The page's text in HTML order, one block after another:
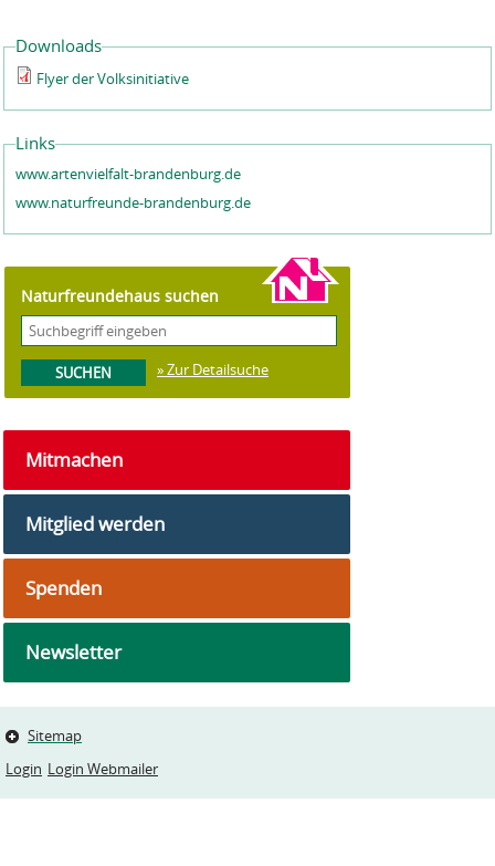
Downloads
Flyer der Volksinitiative
Links
www.artenvielfalt-brandenburg.de
www.naturfreunde-brandenburg.de
Naturfreundehaus suchen
» Zur Detailsuche
Mitmachen
Mitglied werden
Spenden
Newsletter
Sitemap
Login Login Webmailer